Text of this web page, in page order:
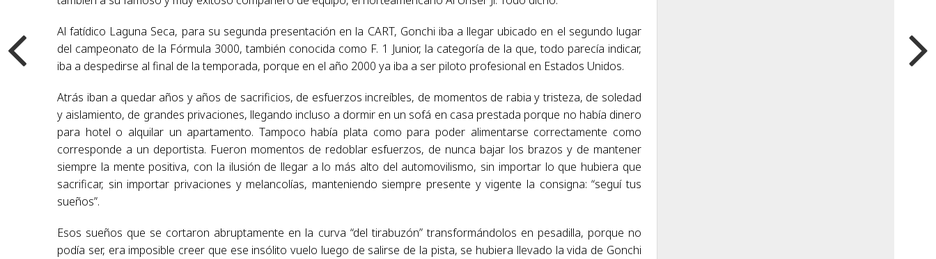
Al fatídico Laguna Seca, para su segunda presentación en la CART, Gonchi iba a llegar ubicado en el segundo lugar
del campeonato de la Fórmula 3000, también conocida como F. 1 Junior, la categoría de la que, todo parecía indicar,
iba a despedirse al final de la temporada, porque en el año 2000 ya iba a ser piloto profesional en Estados Unidos.
Atrás iban a quedar años y años de sacrificios, de esfuerzos increíbles, de momentos de rabia y tristeza, de soledad
y aislamiento, de grandes privaciones, llegando incluso a dormir en un sofá en casa prestada porque no había dinero
para hotel o alquilar un apartamento. Tampoco había plata como para poder alimentarse correctamente como
corresponde a un deportista. Fueron momentos de redoblar esfuerzos, de nunca bajar los brazos y de mantener
siempre la mente positiva, con la ilusión de llegar a lo más alto del automovilismo, sin importar lo que hubiera que
sacrificar, sin importar privaciones y melancolías, manteniendo siempre presente y vigente la consigna: “seguí tus
sueños”.
Esos sueños que se cortaron abruptamente en la curva “del tirabuzón” transformándolos en pesadilla, porque no
podía ser, era imposible creer que ese insólito vuelo luego de salirse de la pista, se hubiera llevado la vida de Gonchi